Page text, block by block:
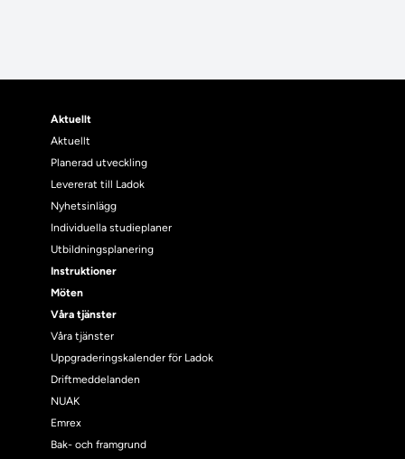
Aktuellt
Aktuellt
Planerad utveckling
Levererat till Ladok
Nyhetsinlägg
Individuella studieplaner
Utbildningsplanering
Instruktioner
Möten
Våra tjänster
Våra tjänster
Uppgraderingskalender för Ladok
Driftmeddelanden
NUAK
Emrex
Bak- och framgrund